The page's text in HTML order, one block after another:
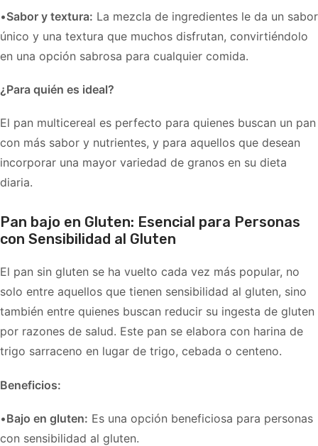
•Sabor y textura: La mezcla de ingredientes le da un sabor
único y una textura que muchos disfrutan, convirtiéndolo
en una opción sabrosa para cualquier comida.
¿Para quién es ideal?
El pan multicereal es perfecto para quienes buscan un pan
con más sabor y nutrientes, y para aquellos que desean
incorporar una mayor variedad de granos en su dieta
diaria.
Pan bajo en Gluten: Esencial para Personas
con Sensibilidad al Gluten
El pan sin gluten se ha vuelto cada vez más popular, no
solo entre aquellos que tienen sensibilidad al gluten, sino
también entre quienes buscan reducir su ingesta de gluten
por razones de salud. Este pan se elabora con harina de
trigo sarraceno en lugar de trigo, cebada o centeno.
Beneficios:
•Bajo en gluten: Es una opción beneficiosa para personas
con sensibilidad al gluten.